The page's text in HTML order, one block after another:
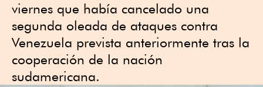
viernes ​que había cancelado una
‌segunda oleada ⁠de ataques contra
Venezuela ‌prevista anteriormente tras la
cooperación de la nación ​
sudamericana.